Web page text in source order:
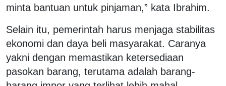
minta bantuan untuk pinjaman,” kata Ibrahim.
Selain itu, pemerintah harus menjaga stabilitas
ekonomi dan daya beli masyarakat. Caranya
yakni dengan memastikan ketersediaan
pasokan barang, terutama adalah barang-